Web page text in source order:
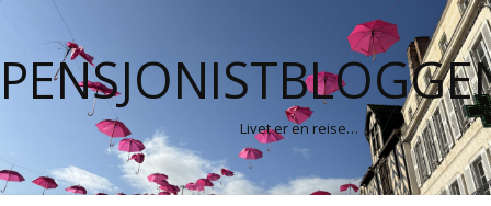
Livet er en reise…